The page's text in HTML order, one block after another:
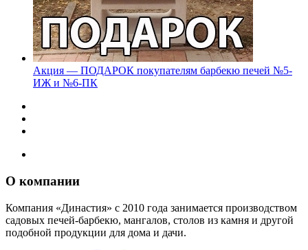
Акция — ПОДАРОК покупателям барбекю печей №5-
ИЖ и №6-ПК
О компании
Компания «Династия» с 2010 года занимается производством
садовых печей-барбекю, мангалов, столов из камня и другой
подобной продукции для дома и дачи.